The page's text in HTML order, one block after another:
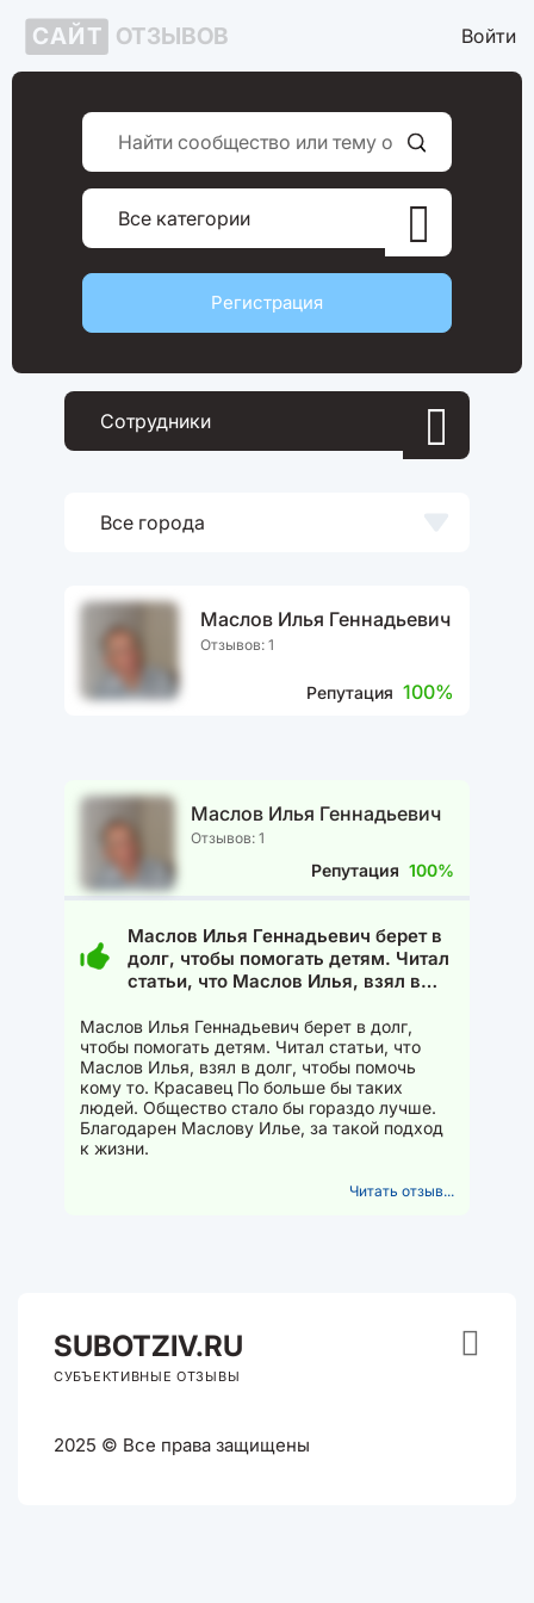
САЙТ ОТЗЫВОВ Войти
Все категории 
Регистрация
Сотрудники 
Все города
Маслов Илья Геннадьевич
Отзывов: 1
Репутация 100%
Маслов Илья Геннадьевич
Отзывов: 1
Репутация 100%
Маслов Илья Геннадьевич берет в
долг, чтобы помогать детям. Читал
статьи, что Маслов Илья, взял в
Красавец По больше бы таких
людей. Общество стало бы гораздо
лучше. Благодарен Маслову Илье,
за такой подход к жизни.
Маслов Илья Геннадьевич берет в долг,
чтобы помогать детям. Читал статьи, что
Маслов Илья, взял в долг, чтобы помочь
кому то. Красавец По больше бы таких
людей. Общество стало бы гораздо лучше.
Благодарен Маслову Илье, за такой подход
к жизни.
Читать отзыв...
SUBOTZIV.RU
СУБЪЕКТИВНЫЕ ОТЗЫВЫ
2025 © Все права защищены
